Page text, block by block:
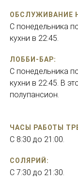
ОБСЛУЖИВАНИЕ
С понедельника
кухни в 22:45.
ЛОББИ-БАР:
C понедельника
кухни в 22:45. В
полупансион.
ЧАСЫ РАБОТЫ
С 8:30 до 21:00.
СОЛЯРИЙ:
C 7:30 до 21:30.